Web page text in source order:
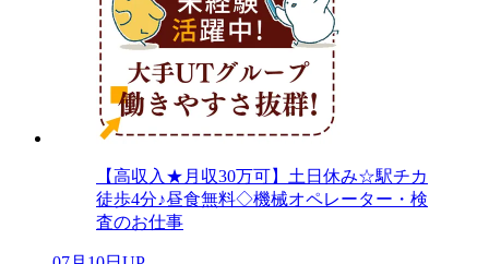
【高収入★月収30万可】土日休み☆駅チカ
徒歩4分♪昼食無料◇機械オペレーター・検
査のお仕事